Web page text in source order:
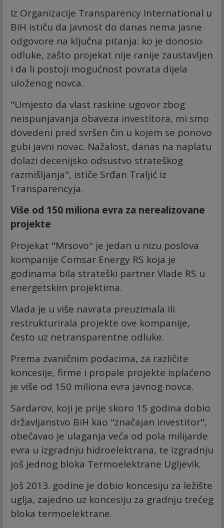
Iz Organizacije Transparency International u
BiH ističu da javnost do danas nema jasne
odgovore na ključna pitanja: ko je donosio
odluke, zašto projekat nije ranije zaustavljen
i da li postoji mogućnost povrata dijela
uloženog novca.
"Umjesto da vlast raskine ugovor zbog
neispunjavanja obaveza investitora, mi smo
dovedeni pred svršen čin u kojem se ponovo
gubi javni novac. Nažalost, danas na naplatu
dolazi decenijsko odsustvo strateškog
razmišljanja", ističe Srđan Traljić iz
Transparencyja.
Više od 150 miliona evra za nerealizovane
projekte
Projekat "Mrsovo" je jedan u nizu poslova
kompanije Comsar Energy RS koja je
godinama bila strateški partner Vlade RS u
energetskim projektima.
Vlada je u više navrata preuzimala ili
restrukturirala projekte ove kompanije,
često uz netransparentne odluke.
Prema zvaničnim podacima, za različite
koncesije, firme i propale projekte isplaćeno
je više od 150 miliona evra javnog novca.
Sardarov, koji je prije skoro 15 godina dobio
državljanstvo BiH kao "značajan investitor",
obećavao je ulaganja veća od pola milijarde
evra u izgradnju hidroelektrana, te izgradnju
još jednog bloka Termoelektrane Ugljevik.
Još 2013. godine je dobio koncesiju za ležište
uglja, zajedno uz koncesiju za gradnju trećeg
bloka termoelektrane.